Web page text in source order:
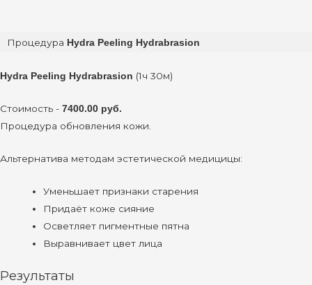
Процедура Hydra Peeling Hydrabrasion
Hydra Peeling Hydrabrasion (1ч 30м)
Стоимость - 7400.00 руб.
Процедура обновления кожи.
Альтернатива методам эстетической медицицы:
Уменьшает признаки старения
Придаёт коже сияние
Осветляет пигментные пятна
Выравнивает цвет лица
Результаты